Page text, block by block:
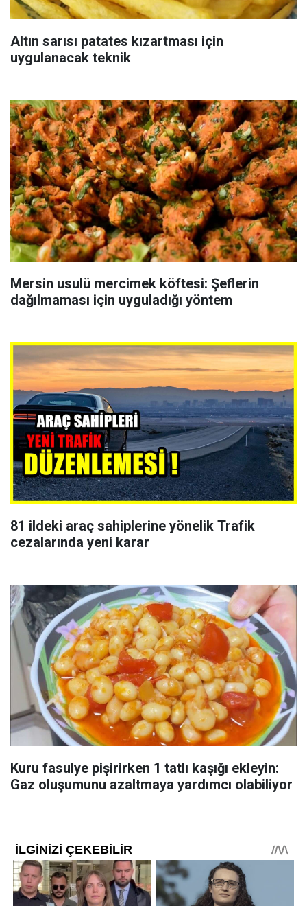
Altın sarısı patates kızartması için
uygulanacak teknik
Mersin usulü mercimek köftesi: Şeflerin
dağılmaması için uyguladığı yöntem
81 ildeki araç sahiplerine yönelik Trafik
cezalarında yeni karar
Kuru fasulye pişirirken 1 tatlı kaşığı ekleyin:
Gaz oluşumunu azaltmaya yardımcı olabiliyor